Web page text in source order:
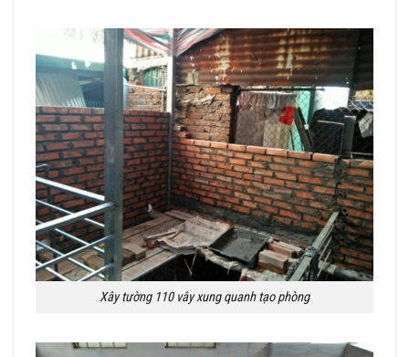
Xây tường 110 vây xung quanh tạo phòng